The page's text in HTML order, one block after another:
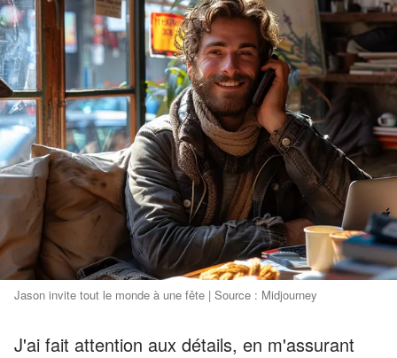
Jason invite tout le monde à une fête | Source : Midjourney
J'ai fait attention aux détails, en m'assurant